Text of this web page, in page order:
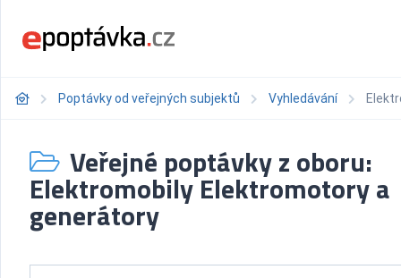
Poptávky od veřejných subjektů Vyhledávání
Veřejné poptávky z oboru:
Elektromobily Elektromotory a
generátory